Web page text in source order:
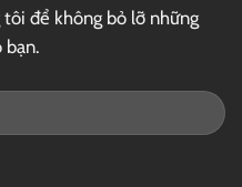
để không bỏ lỡ những
bạn.